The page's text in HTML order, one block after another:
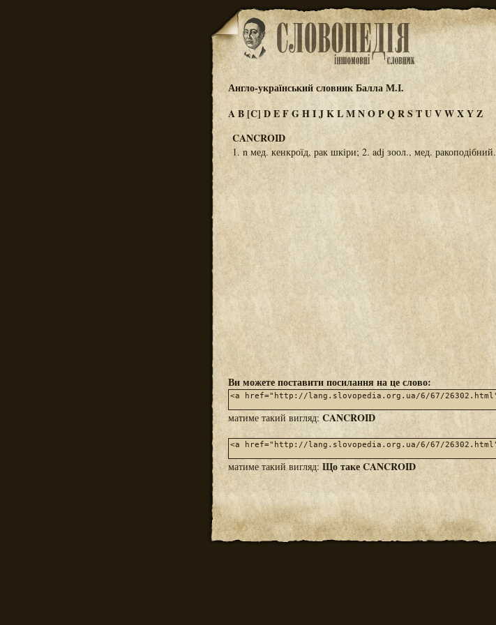
Англо-український словник Балла М.І.
AB[C] DEFGHIJKLMNOPQRSTUVWXYZ
CANCROID
1. n мед. кенкроїд, рак шкіри; 2. adj зоол., мед. ракоподібний.
Ви можете поставити посилання на це слово:
матиме такий вигляд: CANCROID
матиме такий вигляд:Що таке CANCROID